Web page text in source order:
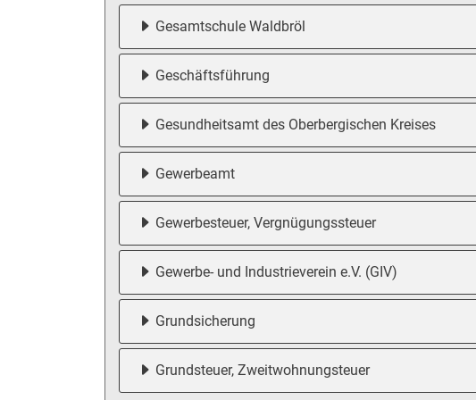
Gesamtschule Waldbröl
Geschäftsführung
Gesundheitsamt des Oberbergischen Kreises
Gewerbeamt
Gewerbesteuer, Vergnügungssteuer
Gewerbe- und Industrieverein e.V. (GIV)
Grundsicherung
Grundsteuer, Zweitwohnungsteuer